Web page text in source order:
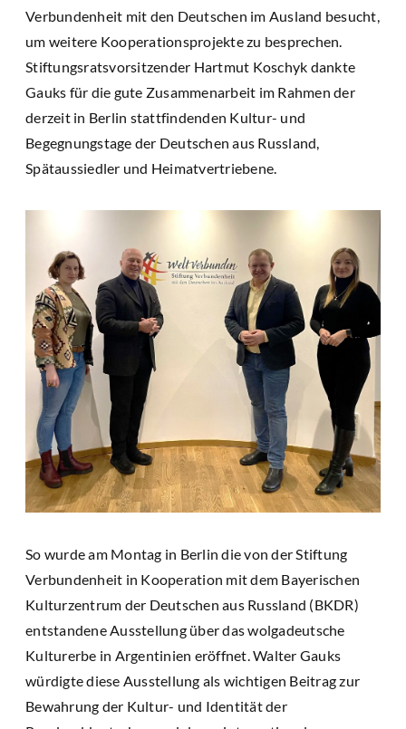
Verbundenheit mit den Deutschen im Ausland besucht,
um weitere Kooperationsprojekte zu besprechen.
Stiftungsratsvorsitzender Hartmut Koschyk dankte
Gauks für die gute Zusammenarbeit im Rahmen der
derzeit in Berlin stattfindenden Kultur- und
Begegnungstage der Deutschen aus Russland,
Spätaussiedler und Heimatvertriebene.
So wurde am Montag in Berlin die von der Stiftung
Verbundenheit in Kooperation mit dem Bayerischen
Kulturzentrum der Deutschen aus Russland (BKDR)
entstandene Ausstellung über das wolgadeutsche
Kulturerbe in Argentinien eröffnet. Walter Gauks
würdigte diese Ausstellung als wichtigen Beitrag zur
Bewahrung der Kultur- und Identität der